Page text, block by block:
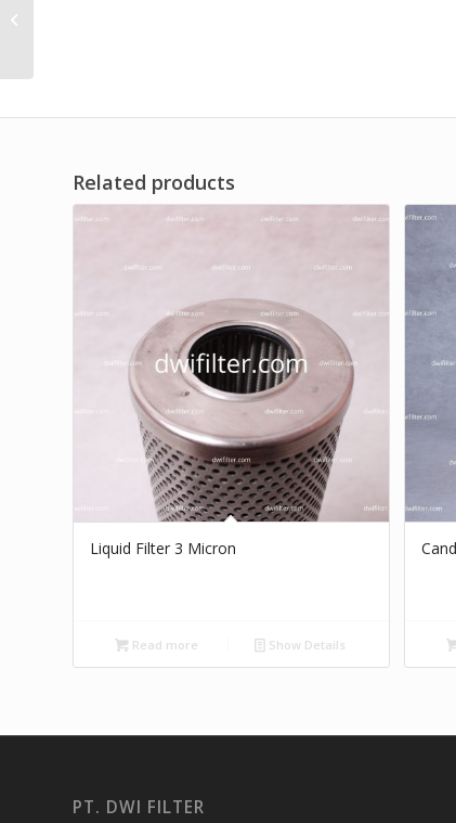
Related products
Liquid Filter 3 Micron
Read more Show Details
PT. DWI FILTER